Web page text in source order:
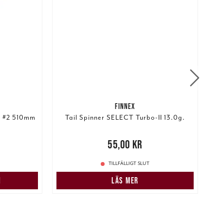
510mm
FINNEX
Tail Spinner SELECT Turbo-II 13.0g.
55,00 kr55,00 kr
TILLFÄLLIGT SLUT
LÄS MER